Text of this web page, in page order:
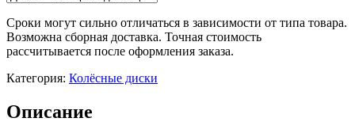
Сроки могут сильно отличаться в зависимости от типа товара.
Возможна сборная доставка. Точная стоимость
рассчитывается после оформления заказа.
Категория: Колёсные диски
Описание